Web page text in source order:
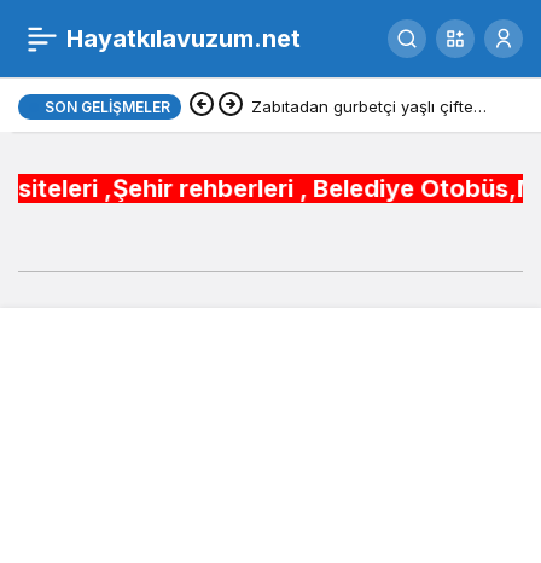
Hayatkılavuzum.net
SON GELIŞMELER Zabıtadan gurbetçi yaşlı çifte
,Şehir rehberleri , Belediye
Samsun otogarları 0